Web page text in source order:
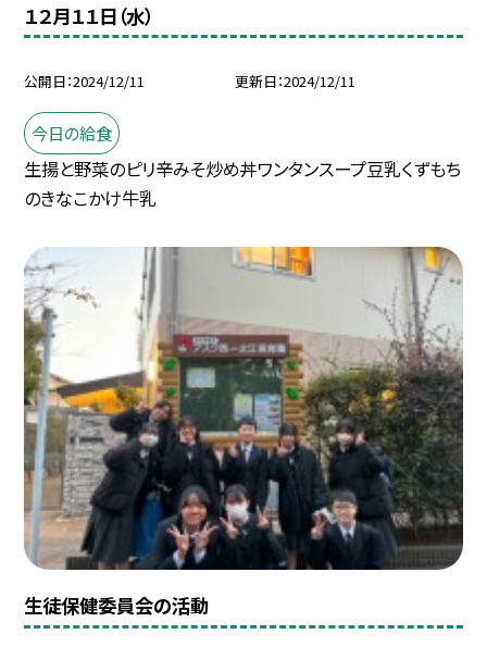
１２月１１日（水）
公開日 2024/12/11 更新日 2024/12/11
今日の給食
生揚と野菜のピリ辛みそ炒め丼ワンタンスープ豆乳くずもち
のきなこかけ牛乳
生徒保健委員会の活動